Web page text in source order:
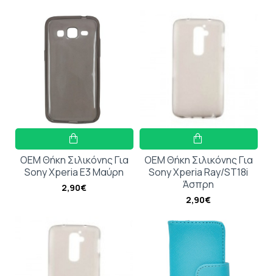
OEM Θήκη Σιλικόνης Για
Sony Xperia E3 Μαύρη
2,90€
OEM Θήκη Σιλικόνης Για
Sony Xperia Ray/ST18i
Άσπρη
2,90€